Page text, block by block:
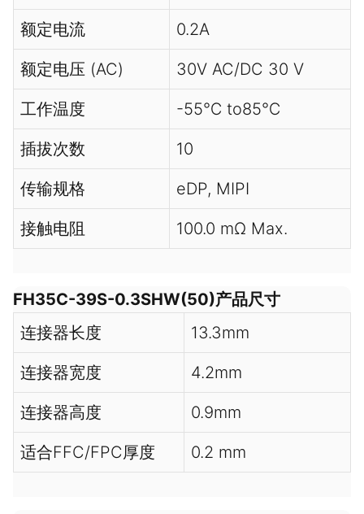
额定电流 0.2A
额定电压 (AC) 30V AC/DC 30 V
工作温度 -55℃ to85℃
插拔次数 10
传输规格 eDP, MIPI
接触电阻 100.0 mΩ Max.
FH35C-39S-0.3SHW(50)产品尺寸
连接器长度
13.3mm
连接器宽度 4.2mm
连接器高度 0.9mm
适合FFC/FPC厚度 0.2 mm